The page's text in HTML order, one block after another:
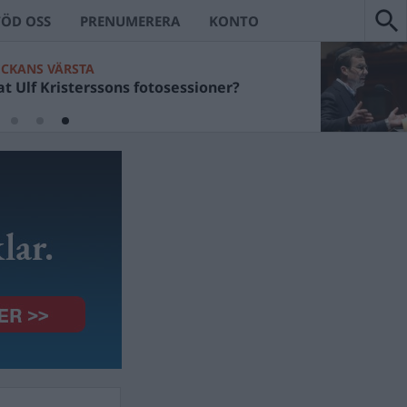
OSS PRENUMERERA KONTO
VÄRSTA
Ulf Kristerssons fotosessioner?